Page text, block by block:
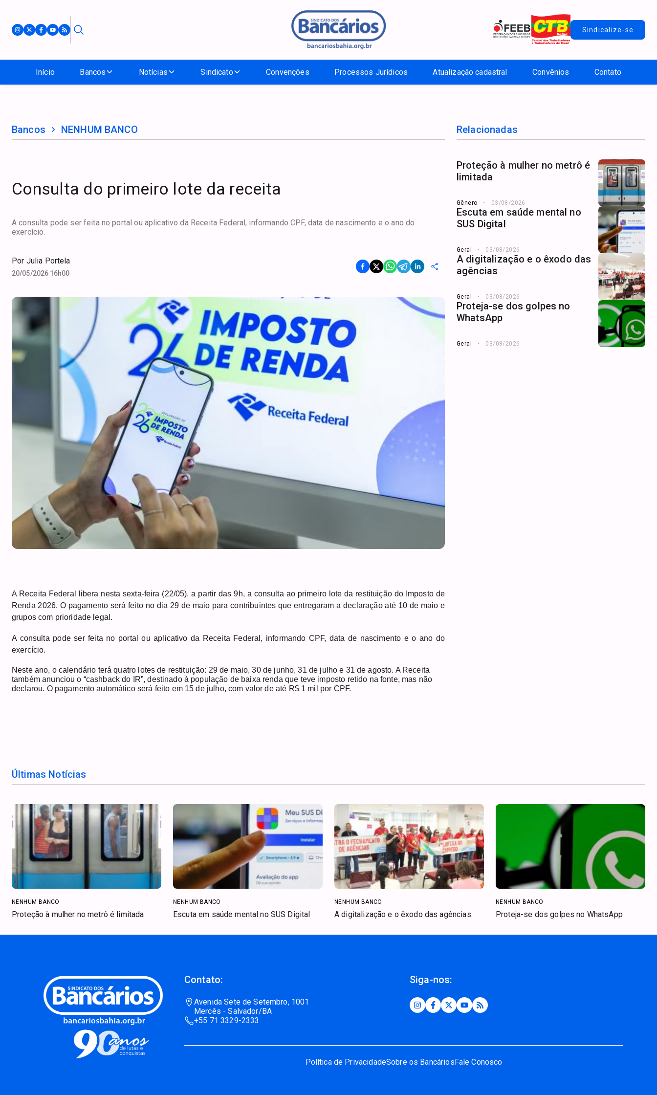
Sindicalize-se
Início Bancos Notícias Sindicato Convenções Processos Jurídicos Atualização cadastral Convênios Contato
Bancos NENHUM BANCO
Consulta do primeiro lote da receita
A consulta pode ser feita no portal ou aplicativo da Receita Federal, informando CPF, data de nascimento e o ano do
exercício.
Por Julia Portela
20/05/2026 16h00
A Receita Federal libera nesta sexta-feira (22/05), a partir das 9h, a consulta ao primeiro lote da restituição do Imposto de
Renda 2026. O pagamento será feito no dia 29 de maio para contribuintes que entregaram a declaração até 10 de maio e
grupos com prioridade legal.
A consulta pode ser feita no portal ou aplicativo da Receita Federal, informando CPF, data de nascimento e o ano do
exercício.
Neste ano, o calendário terá quatro lotes de restituição: 29 de maio, 30 de junho, 31 de julho e 31 de agosto. A Receita
também anunciou o “cashback do IR”, destinado à população de baixa renda que teve imposto retido na fonte, mas não
declarou. O pagamento automático será feito em 15 de julho, com valor de até R$ 1 mil por CPF.
Relacionadas
Proteção à mulher no metrô é
limitada
Gênero 03/08/2026
Escuta em saúde mental no
SUS Digital
Geral 03/08/2026
A digitalização e o êxodo das
agências
Geral 03/08/2026
Proteja-se dos golpes no
WhatsApp
Geral 03/08/2026
Últimas Notícias
NENHUM BANCO
Proteção à mulher no metrô é limitada
NENHUM BANCO
Escuta em saúde mental no SUS Digital
NENHUM BANCO
A digitalização e o êxodo das agências
NENHUM BANCO
Proteja-se dos golpes no WhatsApp
Contato:
Avenida Sete de Setembro, 1001
Mercês - Salvador/BA
+55 71 3329-2333
Siga-nos:
Política de PrivacidadeSobre os BancáriosFale Conosco